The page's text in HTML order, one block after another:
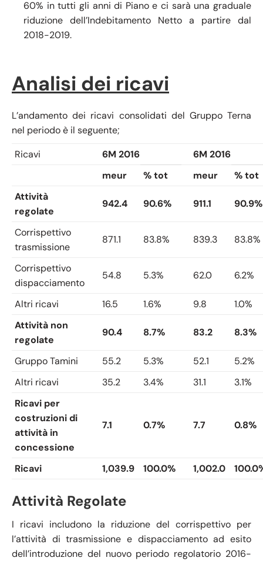
60% in tutti gli anni di Piano e ci sarà una graduale
riduzione dell’Indebitamento Netto a partire dal
2018-2019.
Analisi dei ricavi
L’andamento dei ricavi consolidati del Gruppo Terna
nel periodo è il seguente;
Ricavi
6M 2016
6M 2016
meur
% tot meur
% tot
Attività
regolate
942.4 90.6% 911.1 90.9%
Corrispettivo
trasmissione
871.1 83.8% 839.3 83.8%
Corrispettivo
dispacciamento
54.8 5.3% 62.0 6.2%
Altri ricavi 16.5 1.6% 9.8
1.0%
Attività non
regolate
90.4 8.7% 83.2 8.3%
Gruppo Tamini 55.2 5.3% 52.1
5.2%
Altri ricavi
35.2 3.4% 31.1
3.1%
Ricavi per
costruzioni di
attività in
concessione
7.1 0.7% 7.7 0.8%
Ricavi 1,039.9 100.0% 1,002.0
Attività Regolate
I ricavi includono la riduzione del corrispettivo per
l’attività di trasmissione e dispacciamento ad esito
dell’introduzione del nuovo periodo regolatorio 2016-